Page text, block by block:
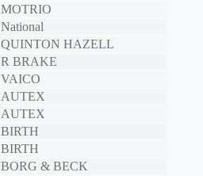
MOTRIO
National
QUINTON HAZELL
R BRAKE
VAICO
AUTEX
AUTEX
BIRTH
BIRTH
BORG & BECK